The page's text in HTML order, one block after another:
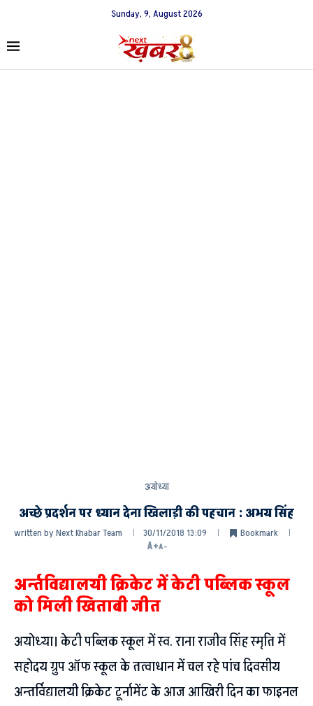
Sunday, 9, August 2026
अयोध्या
अच्छे प्रदर्शन पर ध्यान देना खिलाड़ी की पहचान : अभय सिंह
written byNext Khabar Team 30/11/2018 13:09
Bookmark
A+A-
अर्न्तविद्यालयी क्रिकेट में केटी पब्लिक स्कूल
को मिली खिताबी जीत
अयोध्या। केटी पब्लिक स्कूल में स्व. राना राजीव सिंह स्मृति में
सहोदय ग्रुप ऑफ स्कूल के तत्वाधान में चल रहे पांच दिवसीय
अन्तर्विद्यालयी क्रिकेट टूर्नामेंट के आज आखिरी दिन का फाइनल